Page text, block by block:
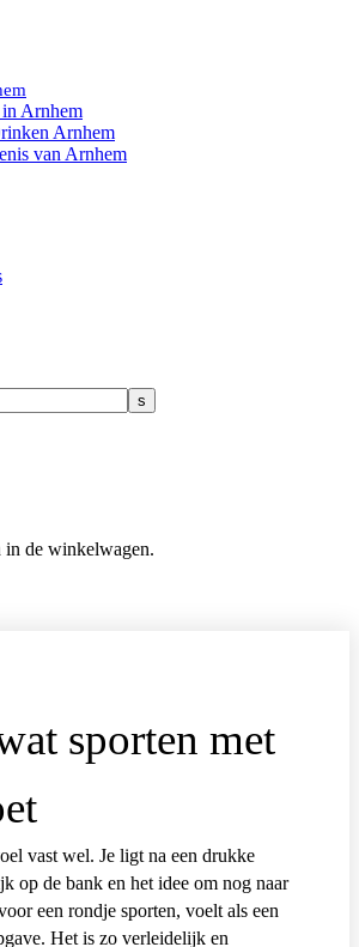
Arnhem
Arnhem
van Arnhem
in de winkelwagen.
sporten met
vast wel. Je ligt na een drukke
op de bank en het idee om nog naar
een rondje sporten, voelt als een
Het is zo verleidelijk en